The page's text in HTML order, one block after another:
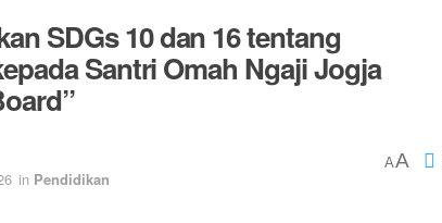
SDGs 10 dan 16 tentang
Santri Omah Ngaji Jogja
in Pendidikan
AA